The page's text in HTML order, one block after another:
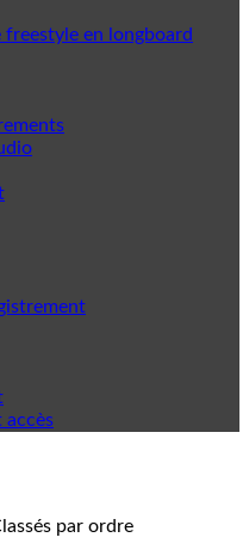
en longboard
accès
par ordre